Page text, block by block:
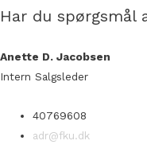
Har du spørgsmål
Anette D. Jacobsen
Intern Salgsleder
40769608
adr@fku.dk